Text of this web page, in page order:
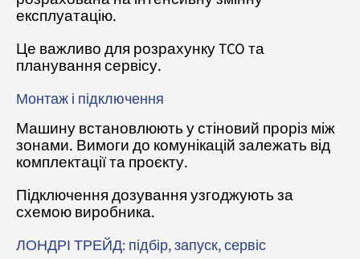
експлуатацію.
Це важливо для розрахунку TCO та
планування сервісу.
Монтаж і підключення
Машину встановлюють у стіновий проріз між
зонами. Вимоги до комунікацій залежать від
комплектації та проєкту.
Підключення дозування узгоджують за
схемою виробника.
ЛОНДРІ ТРЕЙД: підбір, запуск, сервіс